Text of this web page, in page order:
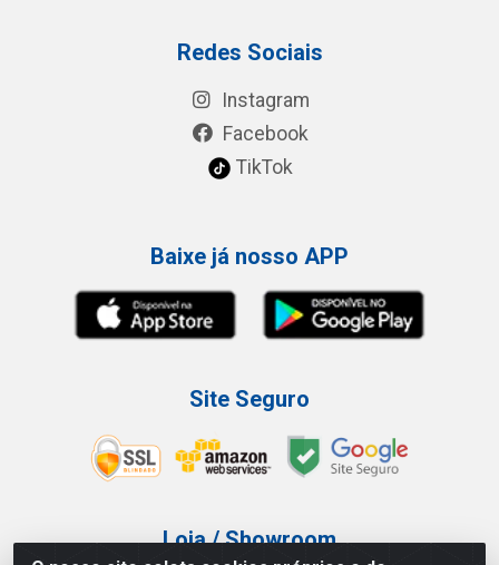
Redes Sociais
Instagram
Facebook
TikTok
Baixe já nosso APP
Site Seguro
Loja / Showroom